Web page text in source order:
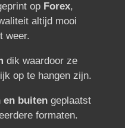
op Forex,
altijd mooi
weer.
dik waardoor ze
op te hangen zijn.
en buitengeplaatst
formaten.